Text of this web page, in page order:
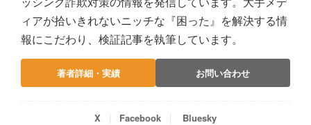
ィアが拾いきれないニッチな『困った』を解決する情
報にこだわり、検証記事を執筆しています。
著者詳細・実績 お問い合わせ
X Facebook Bluesky